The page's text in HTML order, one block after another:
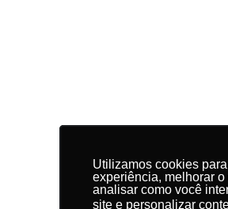
Utilizamos cookies
experiência, melhorar
analisar como você
site e personalizar
Utilizamos cookies
experiência, melhorar
analisar como você
site e personalizar